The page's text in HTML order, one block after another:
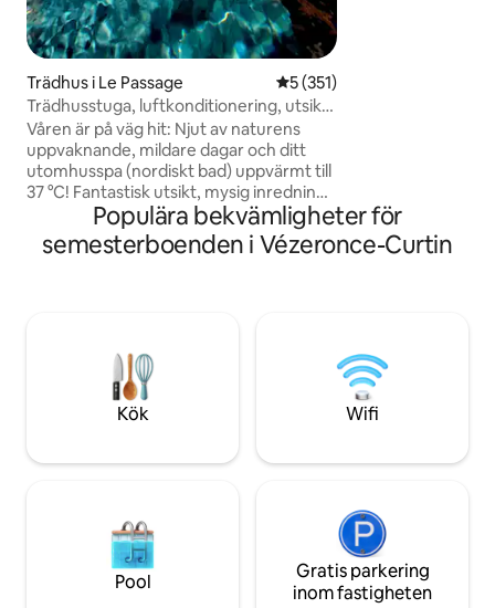
Trädhus i Le Passage 5 av 5 i genomsnittligt
5 (351)
Trädhusstuga, luftkonditionering, utsikt,
privat varmt/kallt spa
Våren är på väg hit: Njut av naturens
uppvaknande, mildare dagar och ditt
utomhusspa (nordiskt bad) uppvärmt till
37 °C! Fantastisk utsikt, mysig inredning
med videoprojektor. Den perfekta
naturutflykten för avkoppling och att
ladda upp. ✨ Ett speciellt tillfälle? Gör din
(Detaljer och prissättning i avsnittet
”Annat att notera” nedan 👇).
Populära bekvämligheter för
semesterboenden i Vézeronce-Curtin
Kök Wifi
Pool
Gratis parkering
inom fastigheten